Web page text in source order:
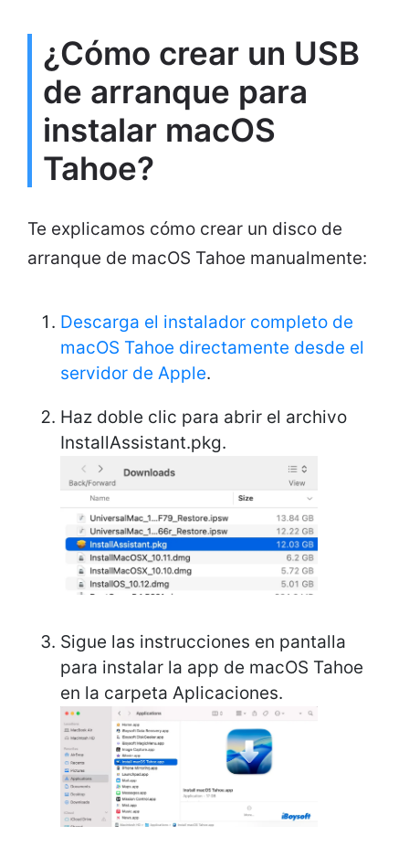
¿Cómo crear un USB
de arranque para
instalar macOS
Tahoe?
Te explicamos cómo crear un disco de
arranque de macOS Tahoe manualmente:
Descarga el instalador completo de
macOS Tahoe directamente desde el
servidor de Apple.
Haz doble clic para abrir el archivo
InstallAssistant.pkg.
Sigue las instrucciones en pantalla
para instalar la app de macOS Tahoe
en la carpeta Aplicaciones.